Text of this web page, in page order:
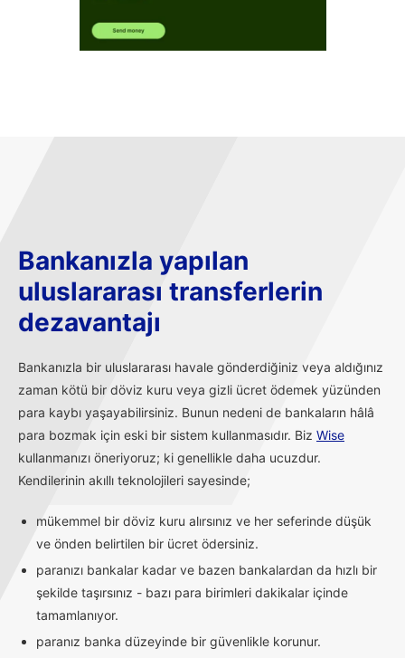
Bankanızla yapılan
uluslararası transferlerin
dezavantajı
Bankanızla bir uluslararası havale gönderdiğiniz veya aldığınız
zaman kötü bir döviz kuru veya gizli ücret ödemek yüzünden
para kaybı yaşayabilirsiniz. Bunun nedeni de bankaların hâlâ
para bozmak için eski bir sistem kullanmasıdır. Biz Wise
kullanmanızı öneriyoruz; ki genellikle daha ucuzdur.
Kendilerinin akıllı teknolojileri sayesinde;
mükemmel bir döviz kuru alırsınız ve her seferinde düşük
ve önden belirtilen bir ücret ödersiniz.
paranızı bankalar kadar ve bazen bankalardan da hızlı bir
şekilde taşırsınız - bazı para birimleri dakikalar içinde
tamamlanıyor.
paranız banka düzeyinde bir güvenlikle korunur.